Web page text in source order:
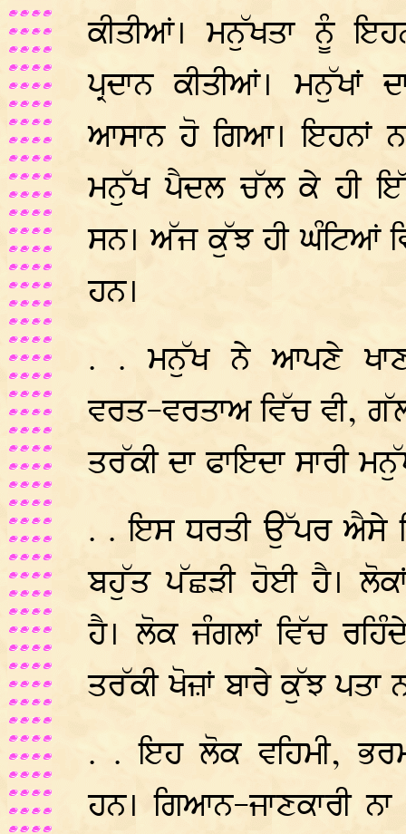
ਕੀਤੀਆਂ। ਮਨੁੱਖਤਾ ਨੂੰ
ਪ੍ਰਦਾਨ ਕੀਤੀਆਂ।
ਆਸਾਨ ਹੋ ਗਿਆ। ਇਹਨਾਂ
ਮਨੁੱਖ ਪੈਦਲ ਚੱਲ ਕੇ ਹੀ
ਸਨ। ਅੱਜ ਕੁੱਝ ਹੀ ਘੰਟਿਆਂ
ਹਨ।
. . ਮਨੁੱਖ ਨੇ ਆਪਣੇ ਖਾਣ-
ਵਰਤ-ਵਰਤਾਅ ਵਿੱਚ ਵੀ,
ਤਰੱਕੀ ਦਾ ਫਾਇਦਾ ਸਾਰੀ
. . ਇਸ ਧਰਤੀ ਉੱਪਰ ਐਸੇ
ਬਹੁੱਤ ਪੱਛੜੀ ਹੋਈ ਹੈ।
ਹੈ। ਲੋਕ ਜੰਗਲਾਂ ਵਿੱਚ
ਤਰੱਕੀ ਖੋਜ਼ਾਂ ਬਾਰੇ ਕੁੱਝ ਪਤਾ
. . ਇਹ ਲੋਕ ਵਹਿਮੀ,
ਹਨ। ਗਿਆਨ-ਜਾਣਕਾਰੀ